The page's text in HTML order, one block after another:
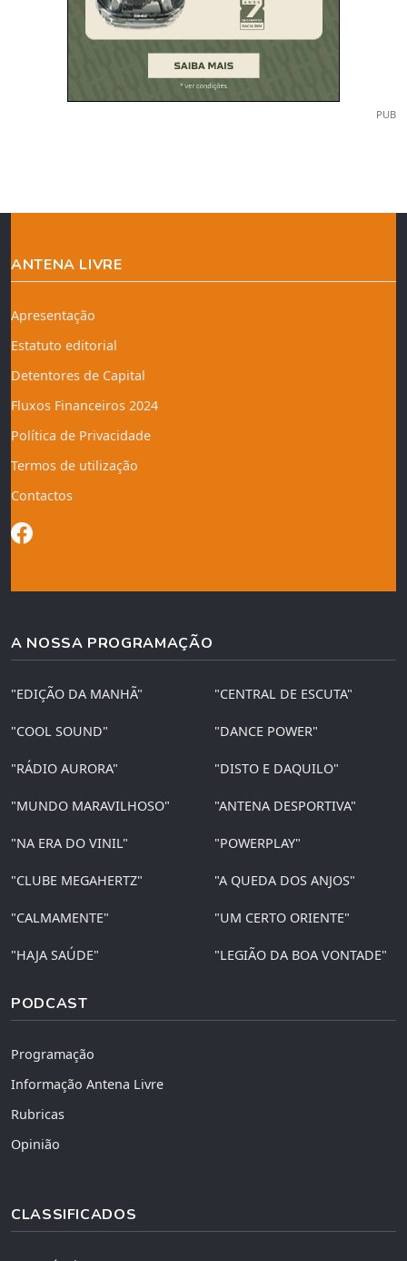
PUB
ANTENA LIVRE
Apresentação
Estatuto editorial
Detentores de Capital
Fluxos Financeiros 2024
Política de Privacidade
Termos de utilização
Contactos
A NOSSA PROGRAMAÇÃO
"EDIÇÃO DA MANHÃ" "CENTRAL DE ESCUTA"
"COOL SOUND" "DANCE POWER"
"RÁDIO AURORA" "DISTO E DAQUILO"
"MUNDO MARAVILHOSO" "ANTENA DESPORTIVA"
"NA ERA DO VINIL" "POWERPLAY"
"CLUBE MEGAHERTZ" "A QUEDA DOS ANJOS"
"CALMAMENTE" "UM CERTO ORIENTE"
"HAJA SAÚDE" "LEGIÃO DA BOA VONTADE"
PODCAST
Programação
Informação Antena Livre
Rubricas
Opinião
CLASSIFICADOS